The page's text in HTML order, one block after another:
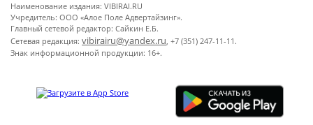
Наименование издания: VIBIRAI.RU
Учредитель: ООО «Алое Поле Адвертайзинг».
Главный сетевой редактор: Сайкин Е.Б.
Сетевая редакция: vibirairu@yandex.ru, +7 (351) 247-11-11.
Знак информационной продукции: 16+.